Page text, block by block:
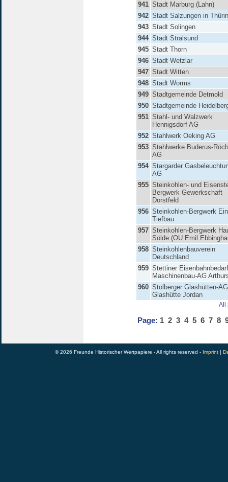
941 Stadt Marburg (Lahn)
942 Stadt Salzungen in
943 Stadt Solingen
944 Stadt Stralsund
945 Stadt Thorn
946 Stadt Wetzlar
947 Stadt Witten
948 Stadt Worms
949 Stadtgemeinde Detmold
950 Stadtgemeinde
951 Stahl- und Walzwerk
Hennigsdorf AG
952 Stahlwerk Oeking AG
953 Stahlwerke Buderus-
AG
954 Stargarder
AG
955 Steinkohlen- und
Bergwerk Gewerkschaft
Dorstfeld
956 Steinkohlen-Bergwerk
Tiefbau
957 Steinkohlen-Bergwerk
Sölde (OU Emil
958 Steinkohlenbauverein
Deutschland
959 Stettiner
Maschinenbau-AG
960 Stolberger Glashütten-AG
Glashütte Jordan
All
Page: 1 2 3 4 5 6 7 8
© 2026 Freunde Historischer Wertpapiere - All rights reserved - Imprint |